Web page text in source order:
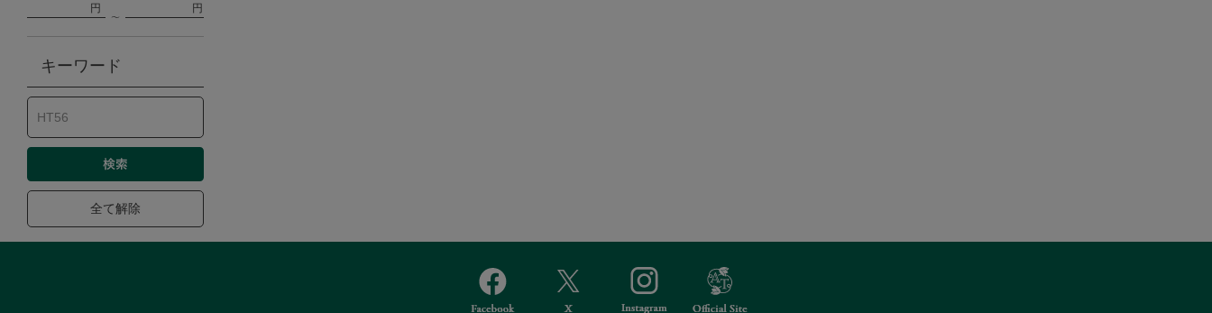
防災グッズ・非常食
トレーニング
ヴィンテージ
円 円
キーワード
全て解除